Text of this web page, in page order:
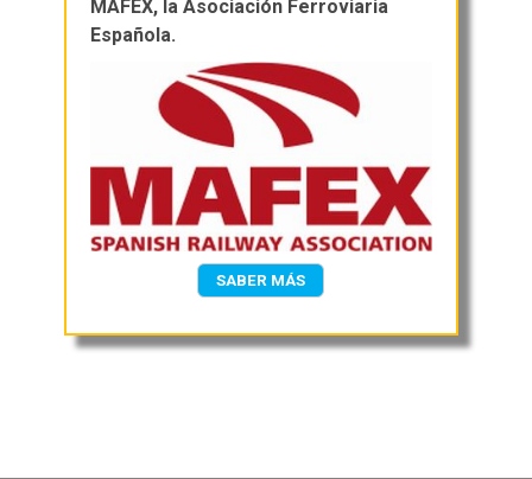
MAFEX, la Asociación Ferroviaria
Española.
SABER MÁS